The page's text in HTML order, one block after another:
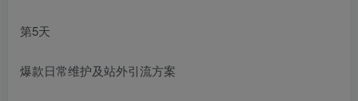
第5天
爆款日常维护及站外引流方案